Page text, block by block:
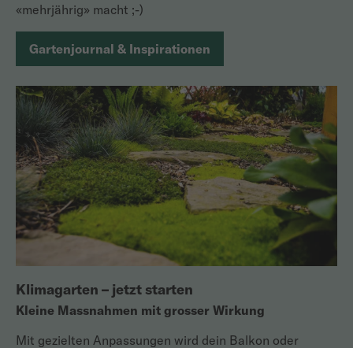
«mehrjährig» macht ;-)
Gartenjournal & Inspirationen
Klimagarten – jetzt starten
Kleine Massnahmen mit grosser Wirkung
Mit gezielten Anpassungen wird dein Balkon oder